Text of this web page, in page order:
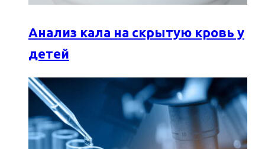
Анализ кала на скрытую кровь у
детей